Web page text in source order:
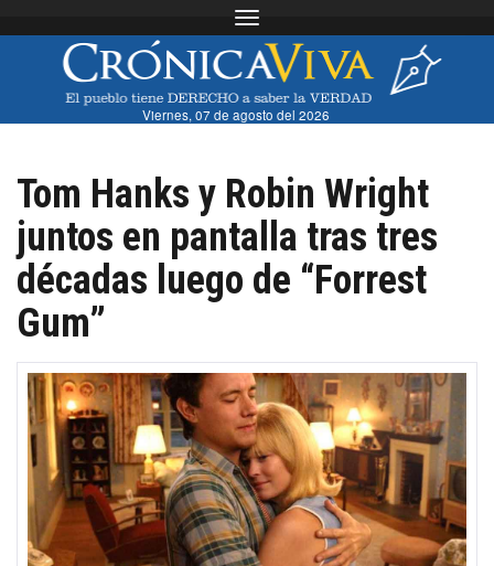
Toggle navigation
Viernes, 07 de agosto del 2026
Tom Hanks y Robin Wright
juntos en pantalla tras tres
décadas luego de “Forrest
Gum”